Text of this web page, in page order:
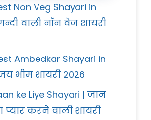
Non Veg Shayari in
वाली नॉन वेज शायरी
Ambedkar Shayari in
भीम शायरी 2026
ke Liye Shayari | जान
प्यार करने वाली शायरी